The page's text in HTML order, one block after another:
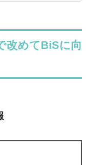
改めてBiSに向